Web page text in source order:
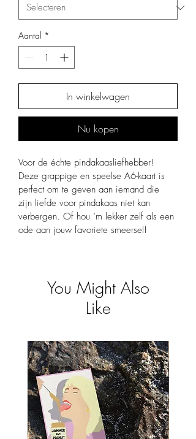
Aantal *
In winkelwagen
Nu kopen
Voor de échte pindakaasliefhebber!
Deze grappige en speelse A6-kaart is
perfect om te geven aan iemand die
zijn liefde voor pindakaas niet kan
verbergen. Of hou ‘m lekker zelf als een
ode aan jouw favoriete smeersel!
You Might Also
Like